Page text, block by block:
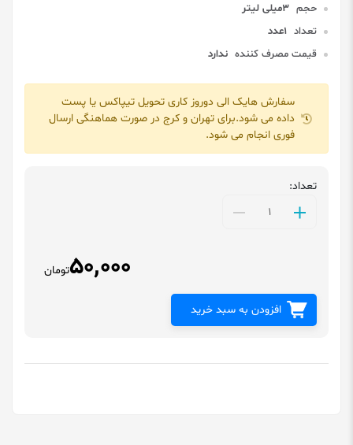
حجم 3میلی لیتر
تعداد 1عدد
قیمت مصرف کننده ندارد
سفارش هایک الی دوروز کاری تحویل تیپاکس یا پست
داده می شود.برای تهران و کرج در صورت هماهنگی ارسال
فوری انجام می شود.
تعداد:
50,000تومان
افزودن به سبد خرید